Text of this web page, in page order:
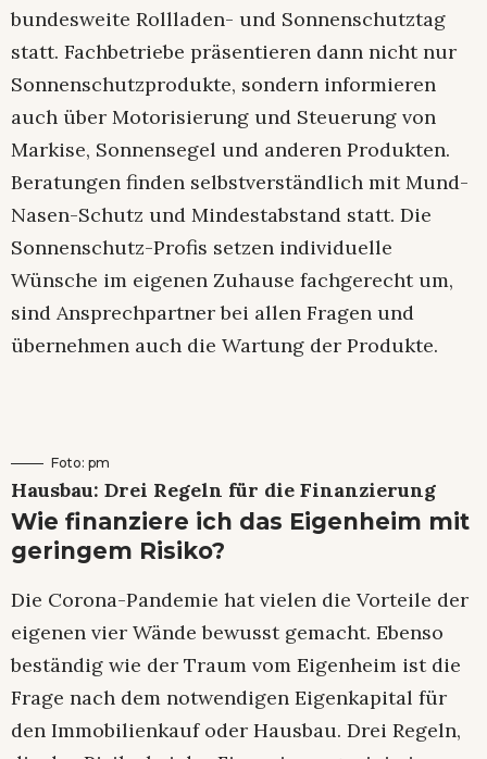
bundesweite Rollladen- und Sonnenschutztag
statt. Fachbetriebe präsentieren dann nicht nur
Sonnenschutzprodukte, sondern informieren
auch über Motorisierung und Steuerung von
Markise, Sonnensegel und anderen Produkten.
Beratungen finden selbstverständlich mit Mund-
Nasen-Schutz und Mindestabstand statt. Die
Sonnenschutz-Profis setzen individuelle
Wünsche im eigenen Zuhause fachgerecht um,
sind Ansprechpartner bei allen Fragen und
übernehmen auch die Wartung der Produkte.
Foto: pm
Hausbau: Drei Regeln für die Finanzierung
Wie finanziere ich das Eigenheim mit
geringem Risiko?
Die Corona-Pandemie hat vielen die Vorteile der
eigenen vier Wände bewusst gemacht. Ebenso
beständig wie der Traum vom Eigenheim ist die
Frage nach dem notwendigen Eigenkapital für
den Immobilienkauf oder Hausbau. Drei Regeln,